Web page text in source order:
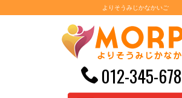
よりそうみじかなかいご
012-345-